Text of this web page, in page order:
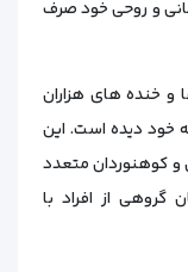
و روحی خود صرف
خنده‌ های هزاران
خود دیده است. این
و کوهنوردان متعدد
از افراد با